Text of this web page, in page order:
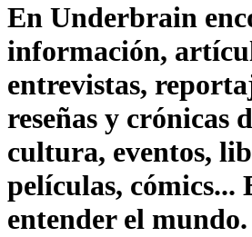
En Underbrain
información,
entrevistas,
reseñas y crónicas
cultura, eventos,
películas, cómics...
entender el mundo.